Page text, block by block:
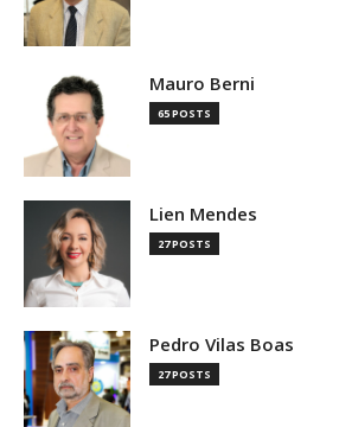
Mauro Berni
65 POSTS
Lien Mendes
27 POSTS
Pedro Vilas Boas
27 POSTS